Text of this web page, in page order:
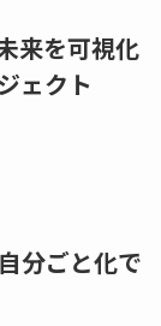
来を可視化
ェクト
分ごと化で